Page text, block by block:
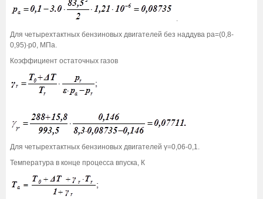
.
Для четырехтактных бензиновых двигателей без наддува ра=(0,8-
0,95)∙р0, МПа.
Коэффициент остаточных газов
Для четырехтактных бензиновых двигателей γ=0,06-0,1.
Температура в конце процесса впуска, К